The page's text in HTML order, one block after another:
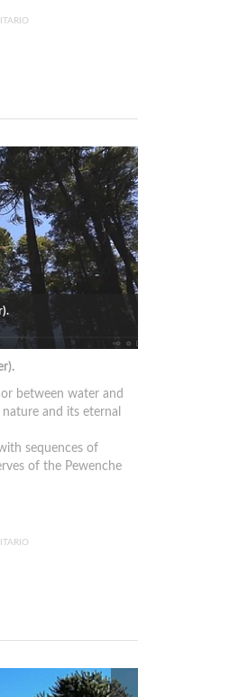
between water and
and its eternal
sequences of
of the Pewenche